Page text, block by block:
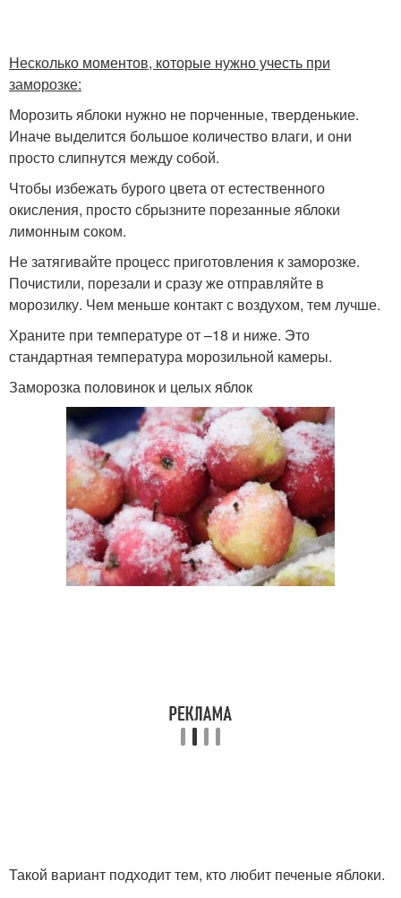
Несколько моментов, которые нужно учесть при
заморозке:
Морозить яблоки нужно не порченные, тверденькие.
Иначе выделится большое количество влаги, и они
просто слипнутся между собой.
Чтобы избежать бурого цвета от естественного
окисления, просто сбрызните порезанные яблоки
лимонным соком.
Не затягивайте процесс приготовления к заморозке.
Почистили, порезали и сразу же отправляйте в
морозилку. Чем меньше контакт с воздухом, тем лучше.
Храните при температуре от –18 и ниже. Это
стандартная температура морозильной камеры.
Заморозка половинок и целых яблок
Такой вариант подходит тем, кто любит печеные яблоки.